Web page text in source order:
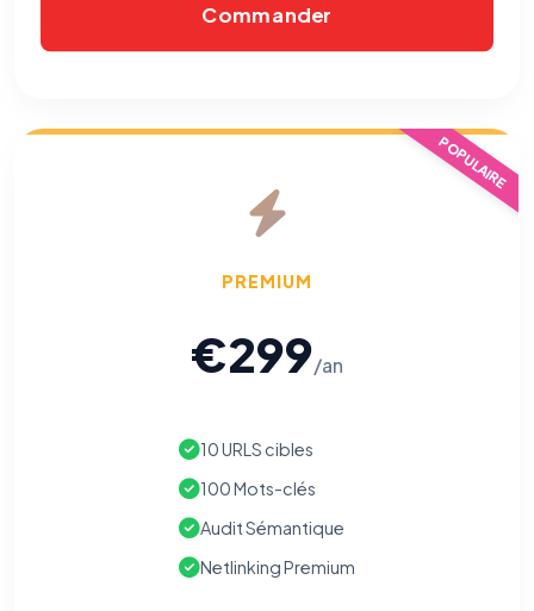
Commander
POPULAIRE
PREMIUM
€299/an
10 URLS cibles
100 Mots-clés
Audit Sémantique
Netlinking Premium